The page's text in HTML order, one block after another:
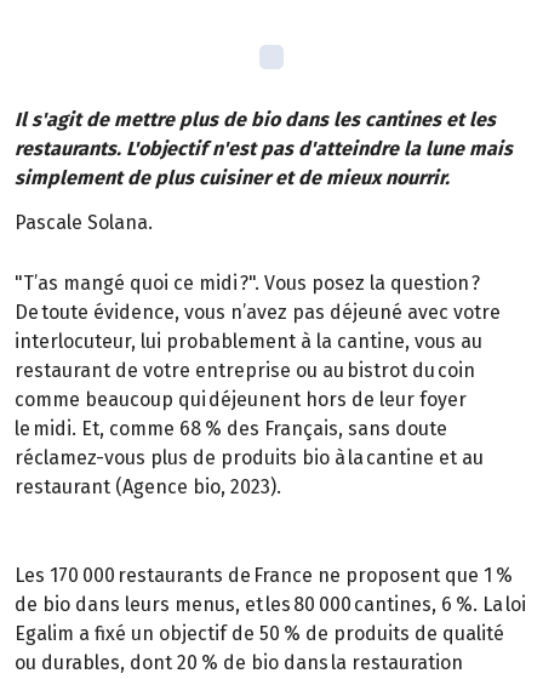
Il s'agit de mettre plus de bio dans les cantines et les
restaurants. L'objectif n'est pas d'atteindre la lune mais
simplement de plus cuisiner et de mieux nourrir.
Pascale Solana.
"T’as mangé quoi ce midi ?". Vous posez la question ?
De toute évidence, vous n’avez pas déjeuné avec votre
interlocuteur, lui probablement à la cantine, vous au
restaurant de votre entreprise ou au bistrot du coin
comme beaucoup qui déjeunent hors de leur foyer
le midi. Et, comme 68 % des Français, sans doute
réclamez-vous plus de produits bio à la cantine et au
restaurant (Agence bio, 2023).
Les 170 000 restaurants de France ne proposent que 1 %
de bio dans leurs menus, et les 80 000 cantines, 6 %. La loi
Egalim a fixé un objectif de 50 % de produits de qualité
ou durables, dont 20 % de bio dans la restauration